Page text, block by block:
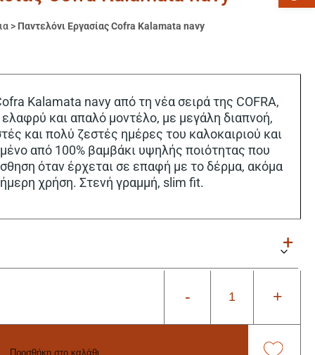
> Παντελόνι Εργασίας Cofra Kalamata navy
Kalamata navy από τη νέα σειρά της COFRA,
και απαλό μοντέλο, με μεγάλη διαπνοή,
και πολύ ζεστές ημέρες του καλοκαιριού και
από 100% βαμβάκι υψηλής ποιότητας που
όταν έρχεται σε επαφή με το δέρμα, ακόμα
χρήση. Στενή γραμμή, slim fit.
- +
Προσθήκη στο καλάθι